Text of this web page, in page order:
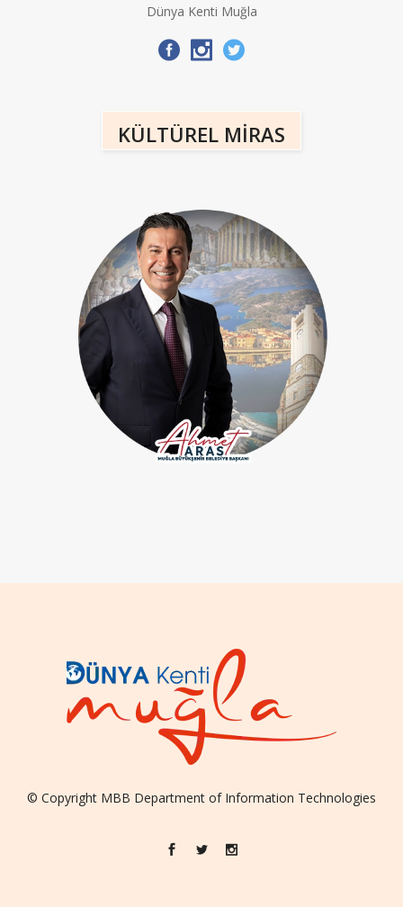
Dünya Kenti Muğla
KÜLTÜREL MİRAS
© Copyright MBB Department of Information Technologies